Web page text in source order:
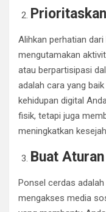
Alihkan perhatian
mengutamakan
atau berpartisipasi
adalah cara yang
kehidupan digital
fisik, tetapi juga
meningkatkan
Buat
Ponsel cerdas
mengakses media